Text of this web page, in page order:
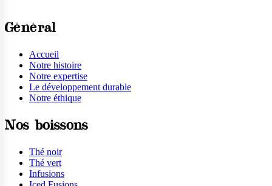
Général
Accueil
Notre histoire
Notre expertise
Le développement durable
Notre éthique
Nos boissons
Thé noir
Thé vert
Infusions